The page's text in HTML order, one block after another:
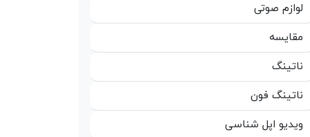
لوازم صوتی
مقایسه
ناتینگ
ناتینگ فون
ویدیو اپل شناسی